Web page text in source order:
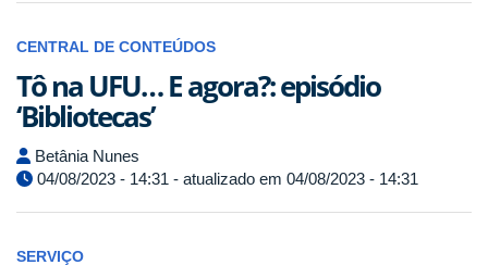
CENTRAL DE CONTEÚDOS
Tô na UFU… E agora?: episódio
‘Bibliotecas’
Betânia Nunes
04/08/2023 - 14:31 - atualizado em 04/08/2023 - 14:31
SERVIÇO